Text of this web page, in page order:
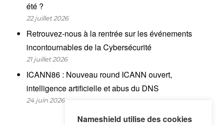
été ?
22 juillet 2026
Retrouvez-nous à la rentrée sur les événements
incontournables de la Cybersécurité
21 juillet 2026
ICANN86 : Nouveau round ICANN ouvert,
intelligence artificielle et abus du DNS
24 juin 2026
Nameshield utilise des cookies